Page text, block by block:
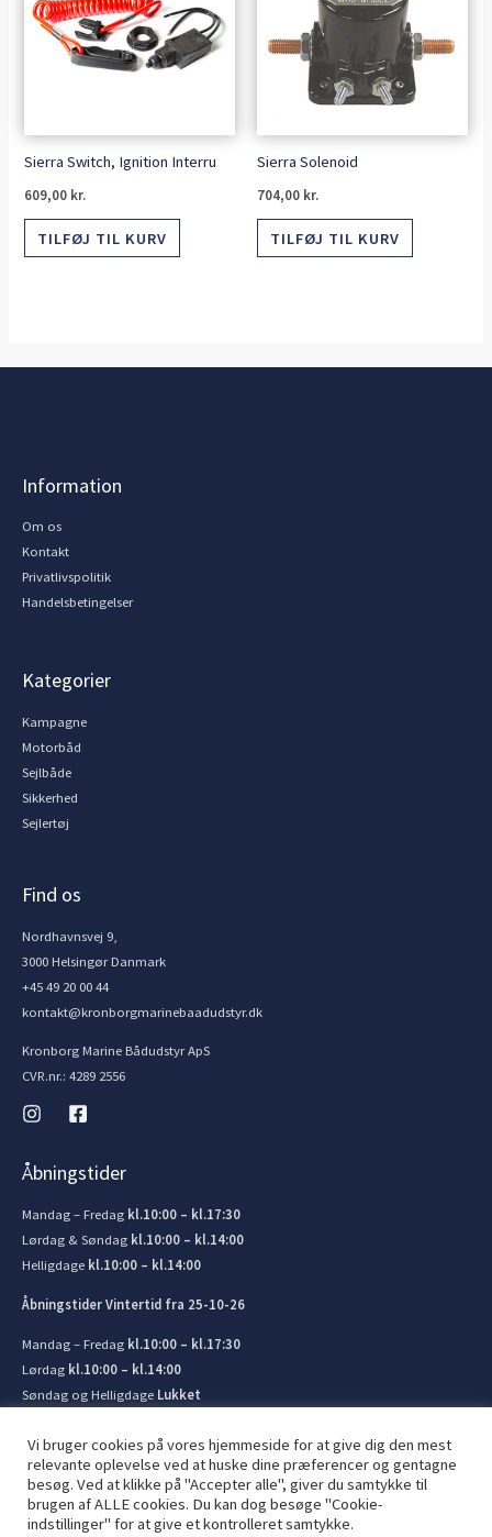
Sierra Switch, Ignition Interru
609,00 kr.
TILFØJ TIL KURV
Sierra Solenoid
704,00 kr.
TILFØJ TIL KURV
Information
Om os
Kontakt
Privatlivspolitik
Handelsbetingelser
Kategorier
Kampagne
Motorbåd
Sejlbåde
Sikkerhed
Sejlertøj
Find os
Nordhavnsvej 9,
3000 Helsingør Danmark
+45 49 20 00 44
kontakt@kronborgmarinebaadudstyr.dk
Kronborg Marine Bådudstyr ApS
CVR.nr.: 4289 2556
Åbningstider
Mandag – Fredag kl.10:00 – kl.17:30
Lørdag & Søndag kl.10:00 – kl.14:00
Helligdage kl.10:00 – kl.14:00
Åbningstider Vintertid fra 25-10-26
Mandag – Fredag kl.10:00 – kl.17:30
Lørdag kl.10:00 – kl.14:00
Søndag og Helligdage Lukket
© 2026 Kronborg Marine og Bådudstyr. Lavet af JIT ApS
Vi bruger cookies på vores hjemmeside for at give dig den mest
relevante oplevelse ved at huske dine præferencer og gentagne
besøg. Ved at klikke på "Accepter alle", giver du samtykke til
brugen af ​​ALLE cookies. Du kan dog besøge "Cookie-
indstillinger" for at give et kontrolleret samtykke.